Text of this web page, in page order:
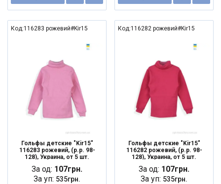
Код:116283 рожевий#Kir15
Гольфы детские "Kir15"
116283 рожевий, (р.р. 98-
128), Украина, от 5 шт.
За од: 107грн.
За уп: 535грн.
Код:116282 рожевий#Kir15
Гольфы детские "Kir15"
116282 рожевий, (р.р. 98-
128), Украина, от 5 шт.
За од: 107грн.
За уп: 535грн.